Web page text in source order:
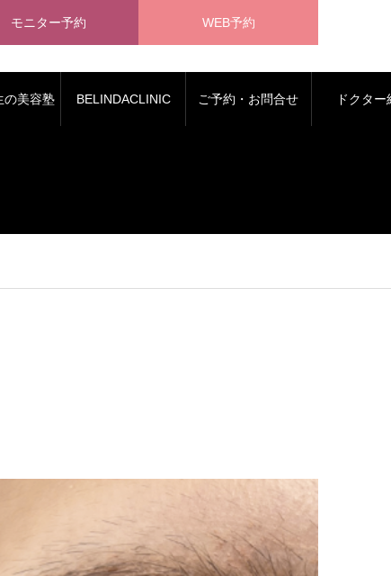
モニター予約 WEB予約
の美容塾 BELINDACLINIC ご予約・お問合せ ドクター